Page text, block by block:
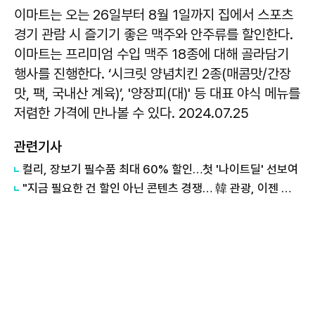
이마트는 오는 26일부터 8월 1일까지 집에서 스포츠
경기 관람 시 즐기기 좋은 맥주와 안주류를 할인한다.
이마트는 프리미엄 수입 맥주 18종에 대해 골라담기
행사를 진행한다. ‘시크릿 양념치킨 2종(매콤맛/간장
맛, 팩, 국내산 계육)’, '양장피(대)' 등 대표 야식 메뉴를
저렴한 가격에 만나볼 수 있다. 2024.07.25
관련기사
컬리, 장보기 필수품 최대 60% 할인…첫 '나이트딜' 선보여
"지금 필요한 건 할인 아닌 콘텐츠 경쟁… 韓 관광, 이젠 제값 받아야"